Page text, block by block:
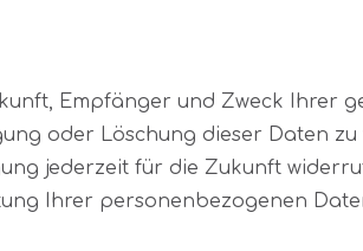
Empfänger und Zweck Ihrer
oder Löschung dieser Daten
jederzeit für die Zukunft
Ihrer personenbezogenen